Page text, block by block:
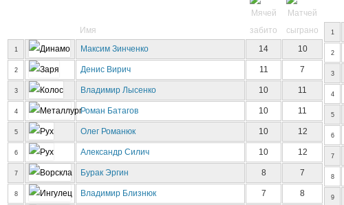
Имя
1 Максим Зинченко 14 10
2 Денис Вирич 11 7
3 Владимир Лысенко 10 11
4 Роман Батагов 10 11
5 Олег Романюк 10 12
6 Александр Силич 10 12
7 Бурак Эргин 8 7
8 Владимир Близнюк 7 8
1
2
3
4
5
6
7
8
9